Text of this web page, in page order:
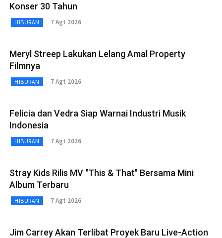
Konser 30 Tahun
HIBURAN 7 Agt 2026
Meryl Streep Lakukan Lelang Amal Property
Filmnya
HIBURAN 7 Agt 2026
Felicia dan Vedra Siap Warnai Industri Musik
Indonesia
HIBURAN 7 Agt 2026
Stray Kids Rilis MV "This & That" Bersama Mini
Album Terbaru
HIBURAN 7 Agt 2026
Jim Carrey Akan Terlibat Proyek Baru Live-Action